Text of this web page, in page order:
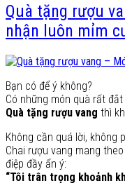
Quà tặng rượu
nhận luôn mỉm
Bạn có để ý không?
Có những món quà rất
Quà tặng rượu vang thì
Không cần quá lời, không
Chai rượu vang mang
điệp đầy ẩn ý:
“Tôi trân trọng khoảnh